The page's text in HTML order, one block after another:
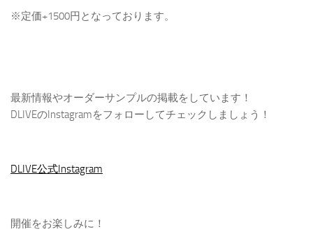
※定価+1500円となっております。
最新情報やオーダーサンプルの掲載をしています！
DLIVEのInstagramをフォローしてチェックしましょう！
DLIVE公式Instagram
開催をお楽しみに！